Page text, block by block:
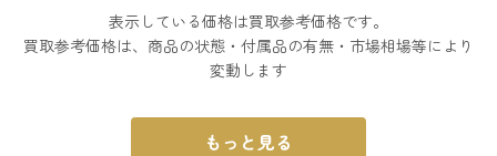
表示している価格は買取参考価格です。
買取参考価格は、商品の状態・付属品の有無・市場相場等により
変動します
もっと見る